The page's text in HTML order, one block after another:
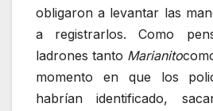
obligaron a levantar las
a registrarlos. Como
ladrones tanto Marianito
momento en que los
habrían identificado,